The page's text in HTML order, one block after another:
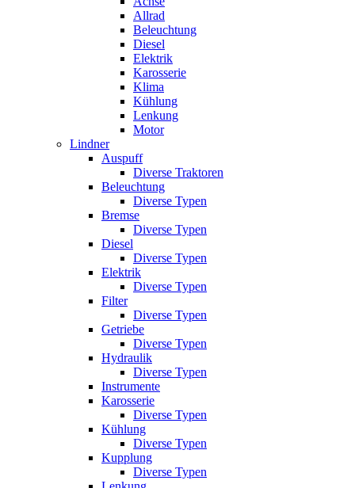
Allrad
Beleuchtung
Diesel
Elektrik
Karosserie
Klima
Kühlung
Lenkung
Motor
Lindner
Auspuff
Diverse Traktoren
Beleuchtung
Diverse Typen
Bremse
Diverse Typen
Diesel
Diverse Typen
Elektrik
Diverse Typen
Filter
Diverse Typen
Getriebe
Diverse Typen
Hydraulik
Diverse Typen
Instrumente
Karosserie
Diverse Typen
Kühlung
Diverse Typen
Kupplung
Diverse Typen